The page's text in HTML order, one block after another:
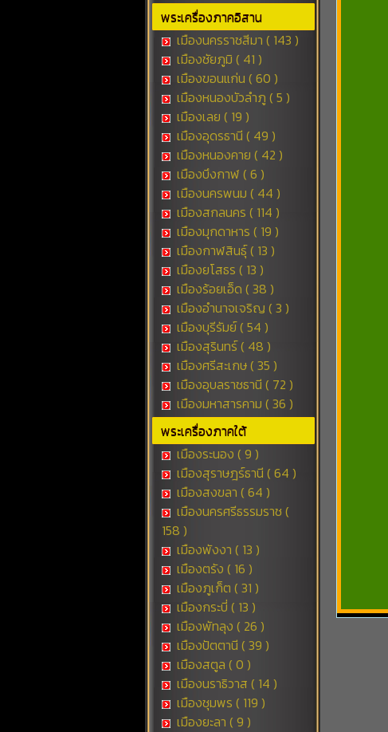
พระเครื่องภาคอิสาน
เมืองนครราชสีมา ( 143 )
เมืองชัยภูมิ ( 41 )
เมืองขอนแก่น ( 60 )
เมืองหนองบัวลำภู ( 5 )
เมืองเลย ( 19 )
เมืองอุดรธานี ( 49 )
เมืองหนองคาย ( 42 )
เมืองบึงกาฬ ( 6 )
เมืองนครพนม ( 44 )
เมืองสกลนคร ( 114 )
เมืองมุกดาหาร ( 19 )
เมืองกาฬสินธุ์ ( 13 )
เมืองยโสธร ( 13 )
เมืองร้อยเอ็ด ( 38 )
เมืองอำนาจเจริญ ( 3 )
เมืองบุรีรัมย์ ( 54 )
เมืองสุรินทร์ ( 48 )
เมืองศรีสะเกษ ( 35 )
เมืองอุบลราชธานี ( 72 )
เมืองมหาสารคาม ( 36 )
พระเครื่องภาคใต้
เมืองระนอง ( 9 )
เมืองสุราษฎร์ธานี ( 64 )
เมืองสงขลา ( 64 )
เมืองนครศรีธรรมราช (
158 )
เมืองพังงา ( 13 )
เมืองตรัง ( 16 )
เมืองภูเก็ต ( 31 )
เมืองกระบี่ ( 13 )
เมืองพัทลุง ( 26 )
เมืองปัตตานี ( 39 )
เมืองสตูล ( 0 )
เมืองนราธิวาส ( 14 )
เมืองชุมพร ( 119 )
เมืองยะลา ( 9 )